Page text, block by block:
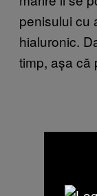
penisului cu
hialuronic.
timp, așa că